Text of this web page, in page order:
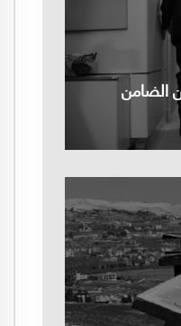
الضامن